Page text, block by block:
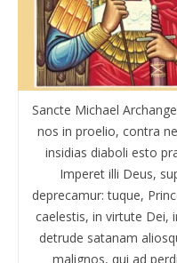
Sancte Michael
nos in proelio, contra
insidias diaboli esto
Imperet illi Deus,
deprecamur: tuque,
caelestis, in virtute Dei,
detrude satanam
malignos, qui ad